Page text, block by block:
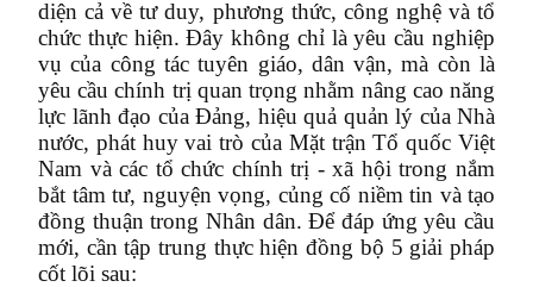
diện cả về tư duy, phương thức, công nghệ và tổ
chức thực hiện. Đây không chỉ là yêu cầu nghiệp
vụ của công tác tuyên giáo, dân vận, mà còn là
yêu cầu chính trị quan trọng nhằm nâng cao năng
lực lãnh đạo của Đảng, hiệu quả quản lý của Nhà
nước, phát huy vai trò của Mặt trận Tổ quốc Việt
Nam và các tổ chức chính trị - xã hội trong nắm
bắt tâm tư, nguyện vọng, củng cố niềm tin và tạo
đồng thuận trong Nhân dân. Để đáp ứng yêu cầu
mới, cần tập trung thực hiện đồng bộ 5 giải pháp
cốt lõi sau: